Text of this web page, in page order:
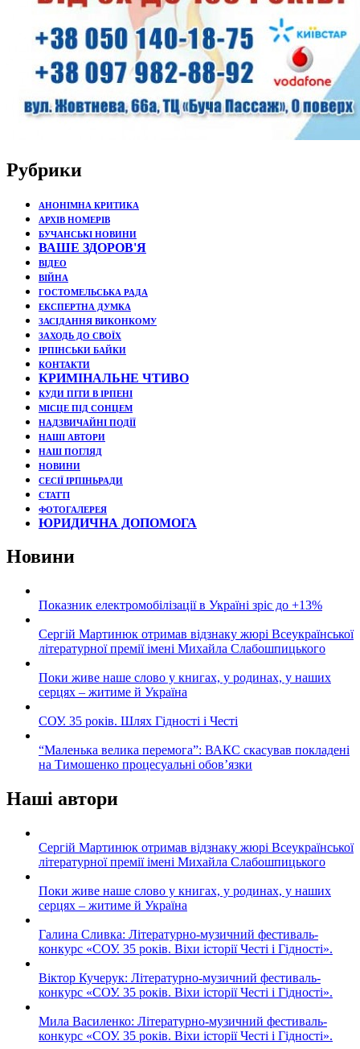
Рубрики
АНОНІМНА КРИТИКА
АРХІВ НОМЕРІВ
БУЧАНСЬКІ НОВИНИ
ВАШЕ ЗДОРОВ'Я
ВІДЕО
ВІЙНА
ГОСТОМЕЛЬСЬКА РАДА
ЕКСПЕРТНА ДУМКА
ЗАСІДАННЯ ВИКОНКОМУ
ЗАХОДЬ ДО СВОЇХ
ІРПІНСЬКИ БАЙКИ
КОНТАКТИ
КРИМІНАЛЬНЕ ЧТИВО
КУДИ ПІТИ В ІРПЕНІ
МІСЦЕ ПІД СОНЦЕМ
НАДЗВИЧАЙНІ ПОДЇЇ
НАШІ АВТОРИ
НАШ ПОГЛЯД
НОВИНИ
СЕСІЇ ІРПІНЬРАДИ
СТАТТІ
ФОТОГАЛЕРЕЯ
ЮРИДИЧНА ДОПОМОГА
Новини
Показник електромобілізації в Україні зріс до +13%
Сергій Мартинюк отримав відзнаку жюрі Всеукраїнської
літературної премії імені Михайла Слабошпицького
Поки живе наше слово у книгах, у родинах, у наших
серцях – житиме й Україна
СОУ. 35 років. Шлях Гідності і Честі
“Маленька велика перемога”: ВАКС скасував покладені
на Тимошенко процесуальні обов’язки
Наші автори
Сергій Мартинюк отримав відзнаку жюрі Всеукраїнської
літературної премії імені Михайла Слабошпицького
Поки живе наше слово у книгах, у родинах, у наших
серцях – житиме й Україна
Галина Сливка: Літературно-музичний фестиваль-
конкурс «СОУ. 35 років. Віхи історії Честі і Гідності».
Віктор Кучерук: Літературно-музичний фестиваль-
конкурс «СОУ. 35 років. Віхи історії Честі і Гідності».
Мила Василенко: Літературно-музичний фестиваль-
конкурс «СОУ. 35 років. Віхи історії Честі і Гідності».